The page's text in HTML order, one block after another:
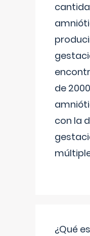
de
con la
¿Qué